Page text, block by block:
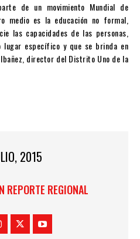
de un movimiento Mundial de
medio es la educación no formal,
las capacidades de las personas,
específico y que se brinda en
director del Distrito Uno de la
2015
REPORTE REGIONAL